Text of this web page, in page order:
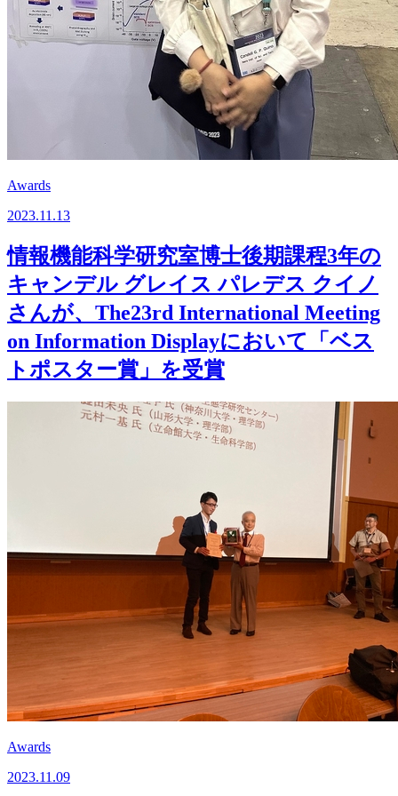
Awards
2023.11.13
情報機能科学研究室博士後期課程3年の
キャンデル グレイス パレデス クイノ
さんが、The23rd International Meeting
on Information Displayにおいて「ベス
トポスター賞」を受賞
Awards
2023.11.09